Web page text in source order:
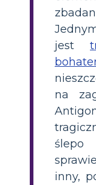
jest
na
inny,